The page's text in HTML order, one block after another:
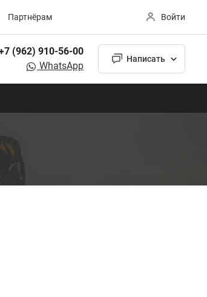
Партнёрам Войти
(962) 910-56-00
WhatsApp
Написать